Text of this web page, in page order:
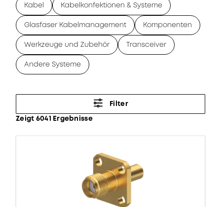
Kabel Kabelkonfektionen & Systeme
Glasfaser Kabelmanagement Komponenten
Werkzeuge und Zubehör Transceiver
Andere Systeme
Filter
Zeigt 6041 Ergebnisse